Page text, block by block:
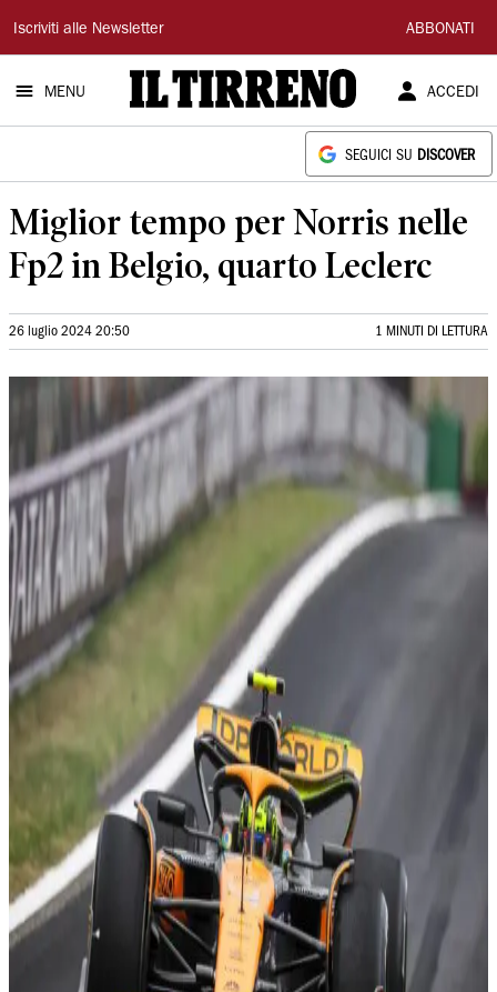
Il
Tirreno
Iscriviti alle Newsletter ABBONATI
MENU ACCEDI
SEGUICI SU DISCOVER
Miglior tempo per Norris nelle
Fp2 in Belgio, quarto Leclerc
26 luglio 2024 20:50 1 MINUTI DI LETTURA